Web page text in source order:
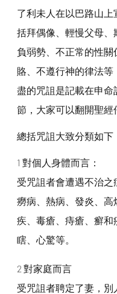
了利未人在以巴路山上
括拜偶像、輕慢父母、
負弱勢、不正常的性關
賂、不遵行神的律法等
盡的咒詛是記載在申命
節，大家可以翻開聖經
總括咒詛大致分類如下
1 對個人身體而言：
受咒詛者會遭遇不治之
癆病、熱病、發炎、高
疾、毒瘡、痔瘡、癬和
瞎、心驚等。
2 對家庭而言
受咒詛者聘定了妻，別